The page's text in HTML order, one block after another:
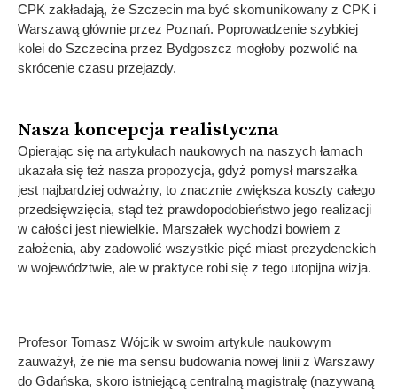
CPK zakładają, że Szczecin ma być skomunikowany z CPK i
Warszawą głównie przez Poznań. Poprowadzenie szybkiej
kolei do Szczecina przez Bydgoszcz mogłoby pozwolić na
skrócenie czasu przejazdy.
Nasza koncepcja realistyczna
Opierając się na artykułach naukowych na naszych łamach
ukazała się też nasza propozycja, gdyż pomysł marszałka
jest najbardziej odważny, to znacznie zwiększa koszty całego
przedsięwzięcia, stąd też prawdopodobieństwo jego realizacji
w całości jest niewielkie. Marszałek wychodzi bowiem z
założenia, aby zadowolić wszystkie pięć miast prezydenckich
w województwie, ale w praktyce robi się z tego utopijna wizja.
Profesor Tomasz Wójcik w swoim artykule naukowym
zauważył, że nie ma sensu budowania nowej linii z Warszawy
do Gdańska, skoro istniejącą centralną magistralę (nazywaną